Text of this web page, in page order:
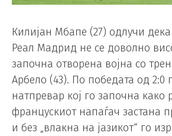
Килијан Мбапе (27) одлучи
Реал Мадрид не се доволно
започна отворена војна со
Арбело (43). По победата од 2:0
натпревар кој го започна како
францускиот напаѓач застана
и без „влакна на јазикот“ го